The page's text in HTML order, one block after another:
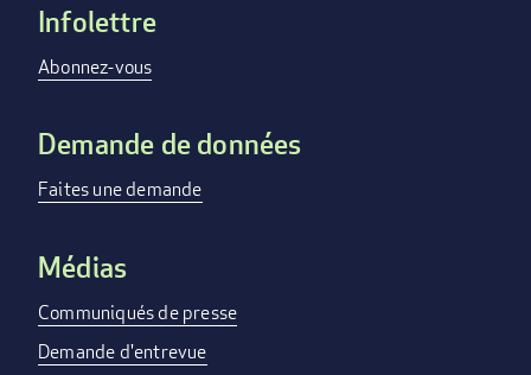
Footer
menu
Infolettre
Abonnez-vous
Demande de données
Faites une demande
Médias
Communiqués de presse
Demande d'entrevue